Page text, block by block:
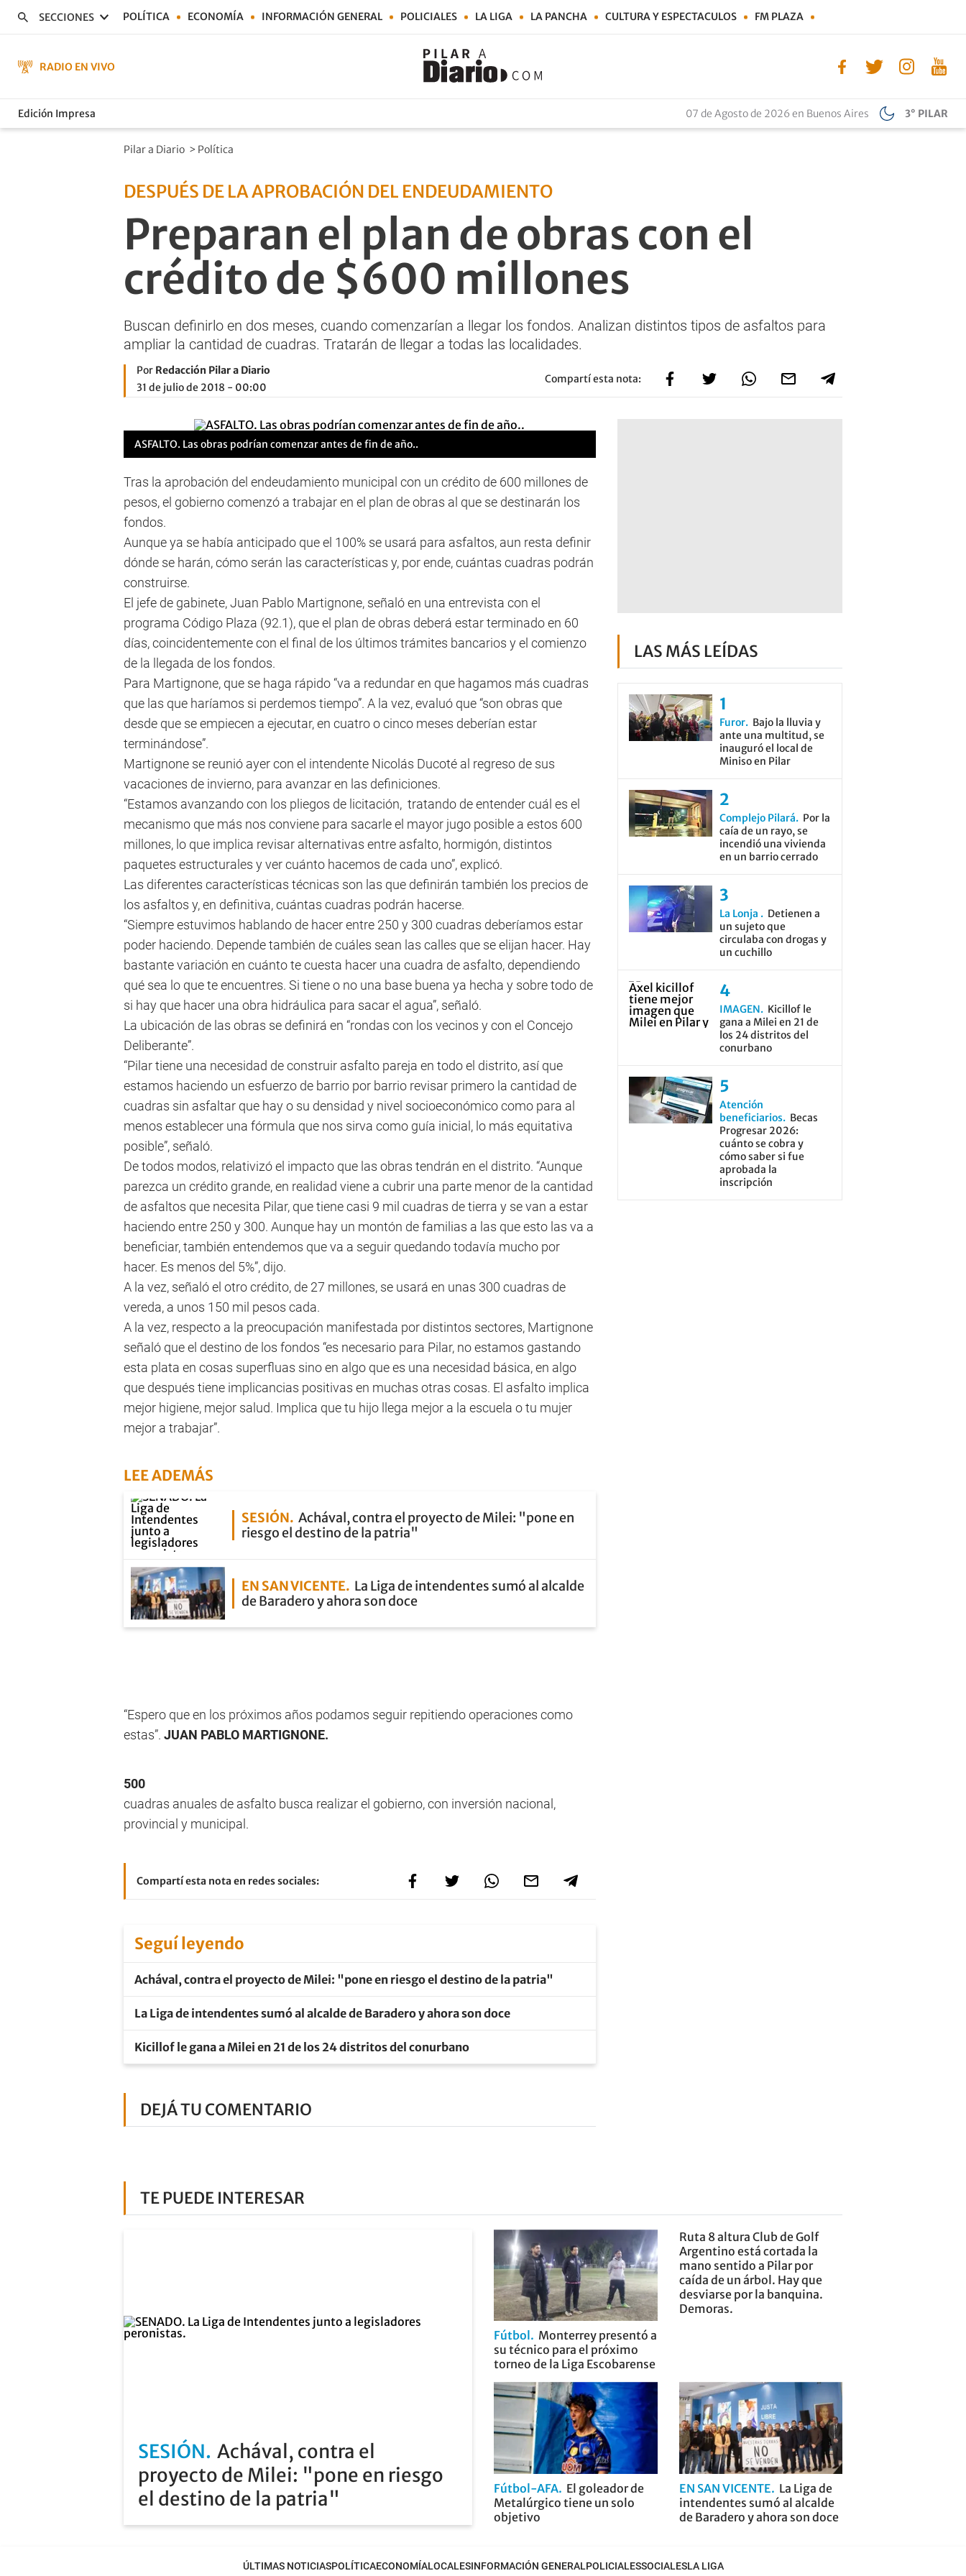
SECCIONES POLÍTICA ECONOMÍA INFORMACIÓN GENERAL POLICIALES LA LIGA LA PANCHA CULTURA Y ESPECTACULOS FM PLAZA
RADIO EN VIVO
Edición Impresa 07 de Agosto de 2026 en Buenos Aires 3° PILAR
Pilar a Diario > Política
DESPUÉS DE LA APROBACIÓN DEL ENDEUDAMIENTO
Preparan el plan de obras con el
crédito de $600 millones
Buscan definirlo en dos meses, cuando comenzarían a llegar los fondos. Analizan distintos tipos de asfaltos para
ampliar la cantidad de cuadras. Tratarán de llegar a todas las localidades.
Por Redacción Pilar a Diario
31 de julio de 2018 - 00:00
Compartí esta nota:
ASFALTO. Las obras podrían comenzar antes de fin de año..
Tras la aprobación del endeudamiento municipal con un crédito de 600 millones de
pesos, el gobierno comenzó a trabajar en el plan de obras al que se destinarán los
fondos.
Aunque ya se había anticipado que el 100% se usará para asfaltos, aun resta definir
dónde se harán, cómo serán las características y, por ende, cuántas cuadras podrán
construirse.
El jefe de gabinete, Juan Pablo Martignone, señaló en una entrevista con el
programa Código Plaza (92.1), que el plan de obras deberá estar terminado en 60
días, coincidentemente con el final de los últimos trámites bancarios y el comienzo
de la llegada de los fondos.
Para Martignone, que se haga rápido “va a redundar en que hagamos más cuadras
que las que haríamos si perdemos tiempo”. A la vez, evaluó que “son obras que
desde que se empiecen a ejecutar, en cuatro o cinco meses deberían estar
terminándose”.
Martignone se reunió ayer con el intendente Nicolás Ducoté al regreso de sus
vacaciones de invierno, para avanzar en las definiciones.
“Estamos avanzando con los pliegos de licitación, tratando de entender cuál es el
mecanismo que más nos conviene para sacarle el mayor jugo posible a estos 600
millones, lo que implica revisar alternativas entre asfalto, hormigón, distintos
paquetes estructurales y ver cuánto hacemos de cada uno”, explicó.
Las diferentes características técnicas son las que definirán también los precios de
los asfaltos y, en definitiva, cuántas cuadras podrán hacerse.
“Siempre estuvimos hablando de hacer entre 250 y 300 cuadras deberíamos estar
poder haciendo. Depende también de cuáles sean las calles que se elijan hacer. Hay
bastante variación en cuánto te cuesta hacer una cuadra de asfalto, dependiendo
qué sea lo que te encuentres. Si tiene o no una base buena ya hecha y sobre todo de
si hay que hacer una obra hidráulica para sacar el agua”, señaló.
La ubicación de las obras se definirá en “rondas con los vecinos y con el Concejo
Deliberante”.
“Pilar tiene una necesidad de construir asfalto pareja en todo el distrito, así que
estamos haciendo un esfuerzo de barrio por barrio revisar primero la cantidad de
cuadras sin asfaltar que hay o su densidad y nivel socioeconómico como para al
menos establecer una fórmula que nos sirva como guía inicial, lo más equitativa
posible”, señaló.
De todos modos, relativizó el impacto que las obras tendrán en el distrito. “Aunque
parezca un crédito grande, en realidad viene a cubrir una parte menor de la cantidad
de asfaltos que necesita Pilar, que tiene casi 9 mil cuadras de tierra y se van a estar
haciendo entre 250 y 300. Aunque hay un montón de familias a las que esto las va a
beneficiar, también entendemos que va a seguir quedando todavía mucho por
hacer. Es menos del 5%”, dijo.
A la vez, señaló el otro crédito, de 27 millones, se usará en unas 300 cuadras de
vereda, a unos 150 mil pesos cada.
A la vez, respecto a la preocupación manifestada por distintos sectores, Martignone
señaló que el destino de los fondos “es necesario para Pilar, no estamos gastando
esta plata en cosas superfluas sino en algo que es una necesidad básica, en algo
que después tiene implicancias positivas en muchas otras cosas. El asfalto implica
mejor higiene, mejor salud. Implica que tu hijo llega mejor a la escuela o tu mujer
mejor a trabajar”.
LEE ADEMÁS
SESIÓN Achával, contra el proyecto de Milei: "pone en
riesgo el destino de la patria"
EN SAN VICENTE La Liga de intendentes sumó al alcalde
de Baradero y ahora son doce
“Espero que en los próximos años podamos seguir repitiendo operaciones como
estas”. JUAN PABLO MARTIGNONE.
500
cuadras anuales de asfalto busca realizar el gobierno, con inversión nacional,
provincial y municipal.
Compartí esta nota en redes sociales:
Seguí leyendo
Achával, contra el proyecto de Milei: "pone en riesgo el destino de la patria"
La Liga de intendentes sumó al alcalde de Baradero y ahora son doce
Kicillof le gana a Milei en 21 de los 24 distritos del conurbano
DEJÁ TU COMENTARIO
LAS MÁS LEÍDAS
Furor
Bajo la lluvia y
ante una multitud, se
inauguró el local de
Miniso en Pilar
Complejo Pilará
Por la
caía de un rayo, se
incendió una vivienda
en un barrio cerrado
La Lonja
Detienen a
un sujeto que
circulaba con drogas y
un cuchillo
IMAGEN
Kicillof le
gana a Milei en 21 de
los 24 distritos del
conurbano
Atención
beneficiarios
Becas
Progresar 2026:
cuánto se cobra y
cómo saber si fue
aprobada la
inscripción
TE PUEDE INTERESAR
SESIÓN Achával, contra el
proyecto de Milei: "pone en riesgo
el destino de la patria"
Fútbol
Monterrey presentó a
su técnico para el próximo
torneo de la Liga Escobarense
Ruta 8 altura Club de Golf
Argentino está cortada la
mano sentido a Pilar por
caída de un árbol. Hay que
desviarse por la banquina.
Demoras.
Fútbol-AFA El goleador de
Metalúrgico tiene un solo
objetivo
EN SAN VICENTE
La Liga de
intendentes sumó al alcalde
de Baradero y ahora son doce
ÚLTIMAS NOTICIASPOLÍTICAECONOMÍALOCALESINFORMACIÓN GENERALPOLICIALESSOCIALESLA LIGA